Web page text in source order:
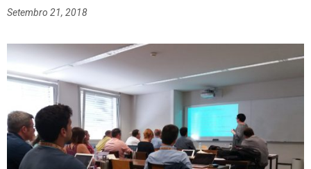
Setembro 21, 2018